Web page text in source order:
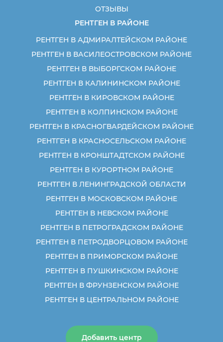
ОТЗЫВЫ
РЕНТГЕН В РАЙОНЕ
РЕНТГЕН В АДМИРАЛТЕЙСКОМ РАЙОНЕ
РЕНТГЕН В ВАСИЛЕОСТРОВСКОМ РАЙОНЕ
РЕНТГЕН В ВЫБОРГСКОМ РАЙОНЕ
РЕНТГЕН В КАЛИНИНСКОМ РАЙОНЕ
РЕНТГЕН В КИРОВСКОМ РАЙОНЕ
РЕНТГЕН В КОЛПИНСКОМ РАЙОНЕ
РЕНТГЕН В КРАСНОГВАРДЕЙСКОМ РАЙОНЕ
РЕНТГЕН В КРАСНОСЕЛЬСКОМ РАЙОНЕ
РЕНТГЕН В КРОНШТАДТСКОМ РАЙОНЕ
РЕНТГЕН В КУРОРТНОМ РАЙОНЕ
РЕНТГЕН В ЛЕНИНГРАДСКОЙ ОБЛАСТИ
РЕНТГЕН В МОСКОВСКОМ РАЙОНЕ
РЕНТГЕН В НЕВСКОМ РАЙОНЕ
РЕНТГЕН В ПЕТРОГРАДСКОМ РАЙОНЕ
РЕНТГЕН В ПЕТРОДВОРЦОВОМ РАЙОНЕ
РЕНТГЕН В ПРИМОРСКОМ РАЙОНЕ
РЕНТГЕН В ПУШКИНСКОМ РАЙОНЕ
РЕНТГЕН В ФРУНЗЕНСКОМ РАЙОНЕ
РЕНТГЕН В ЦЕНТРАЛЬНОМ РАЙОНЕ
Добавить центр